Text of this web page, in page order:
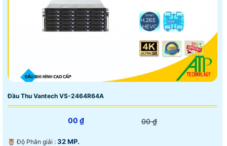
Đầu Thu Vantech VS-2464R64A
00 ₫ 00 ₫
🦉 Độ Phân giải : 32 MP.